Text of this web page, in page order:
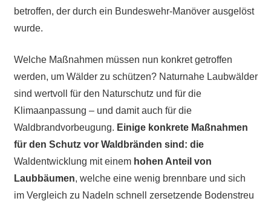
betroffen, der durch ein Bundeswehr-Manöver ausgelöst
wurde.
Welche Maßnahmen müssen nun konkret getroffen
werden, um Wälder zu schützen? Naturnahe Laubwälder
sind wertvoll für den Naturschutz und für die
Klimaanpassung – und damit auch für die
Waldbrandvorbeugung. Einige konkrete Maßnahmen
für den Schutz vor Waldbränden sind: die
Waldentwicklung mit einem hohen Anteil von
Laubbäumen, welche eine wenig brennbare und sich
im Vergleich zu Nadeln schnell zersetzende Bodenstreu